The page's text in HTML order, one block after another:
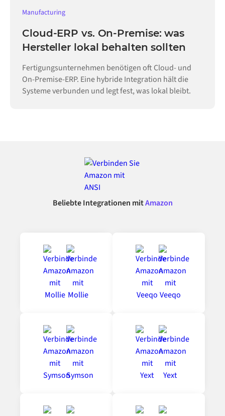
Manufacturing
Cloud-ERP vs. On-Premise: was
Hersteller lokal behalten sollten
Fertigungsunternehmen benötigen oft Cloud- und
On-Premise-ERP. Eine hybride Integration hält die
Systeme verbunden und legt fest, was lokal bleibt.
Beliebte Integrationen mitAmazon